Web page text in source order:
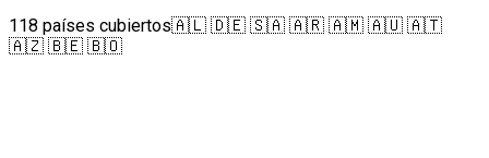
118 países cubiertos🇦🇱 🇩🇪 🇸🇦 🇦🇷 🇦🇲 🇦🇺 🇦🇹
🇦🇿 🇧🇪 🇧🇴